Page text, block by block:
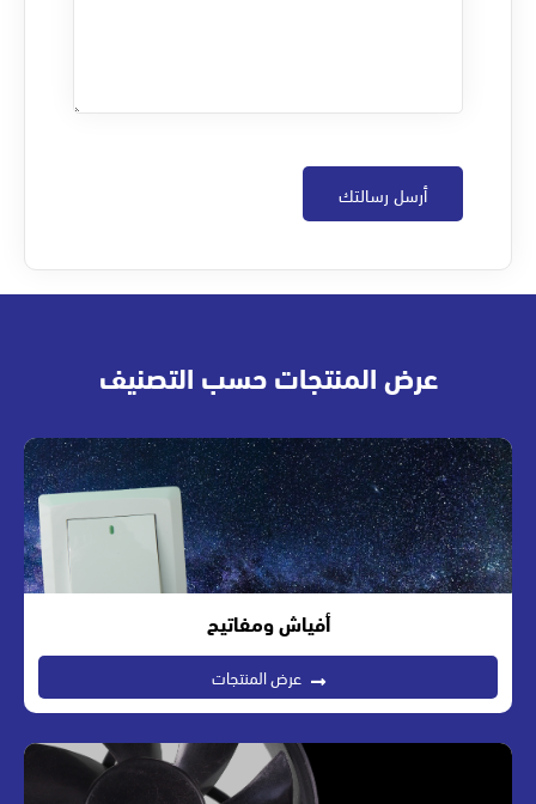
عرض المنتجات حسب التصنيف
أفياش ومفاتيح
عرض المنتجات